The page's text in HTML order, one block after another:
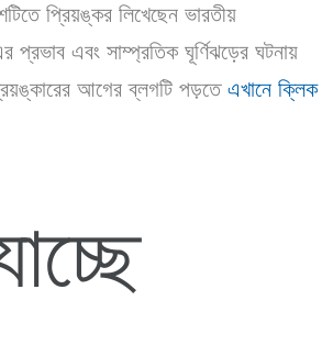
প্রিয়ঙ্কর লিখেছেন ভারতীয়
এবং সাম্প্রতিক ঘূর্ণিঝড়ের ঘটনায়
আগের ব্লগটি পড়তে এখানে ক্লিক